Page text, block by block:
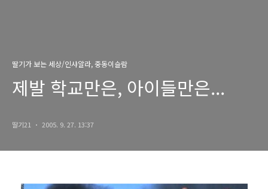
딸기가 보는 세상/인샤알라, 중동이슬람
제발 학교만은, 아이들만은...
딸기21 2005. 9. 27. 13:37